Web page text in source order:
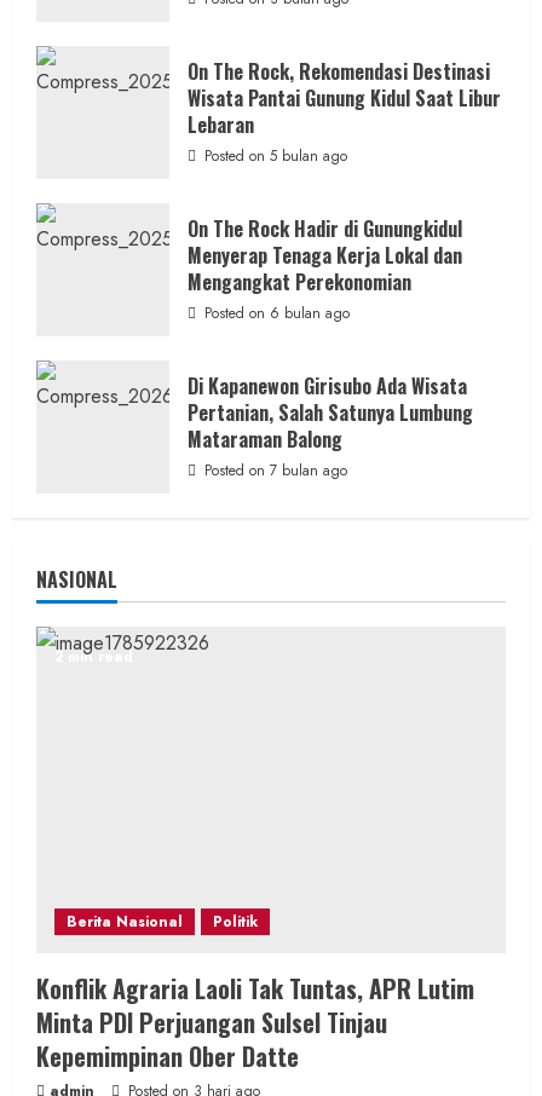
Pendampingan Lengkap
Berita Peristiwa
Warga Bangunharjo Amankan Pria
Posted on 18 jam ago
Wisata
Kekinian
On The Rock, Rekomendasi Destinasi
Wisata Pantai Gunung Kidul Saat Libur
Lebaran
Posted on 5 bulan ago
On The Rock Hadir di Gunungkidul
Menyerap Tenaga Kerja Lokal dan
Mengangkat Perekonomian
Posted on 6 bulan ago
Di Kapanewon Girisubo Ada Wisata
Pertanian, Salah Satunya Lumbung
Mataraman Balong
Posted on 7 bulan ago
NASIONAL
2 min read
Berita Nasional Politik
Konflik Agraria Laoli Tak Tuntas, APR Lutim
Minta PDI Perjuangan Sulsel Tinjau
Kepemimpinan Ober Datte
admin Posted on 3 hari ago